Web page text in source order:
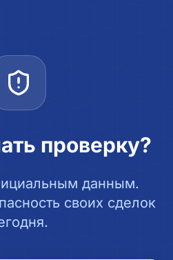
проверку?
данным.
своих сделок